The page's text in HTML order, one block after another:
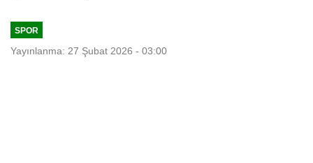
SPOR
Yayınlanma: 27 Şubat 2026 - 03:00